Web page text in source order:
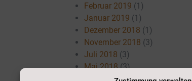
Februar 2019 (1)
Januar 2019 (1)
Dezember 2018 (1)
November 2018 (3)
Juli 2018 (3)
Mai 2018(3)
April 2018(3)